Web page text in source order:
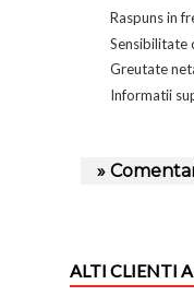
Raspuns in
Sensibilitate
Greutate
Informatii
»
ALTI CLIENTI